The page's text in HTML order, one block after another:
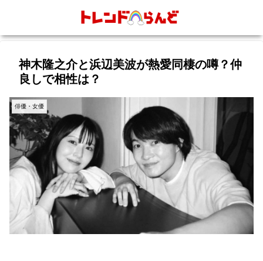
神木隆之介と浜辺美波が熱愛同棲の噂？仲
良しで相性は？
俳優・女優